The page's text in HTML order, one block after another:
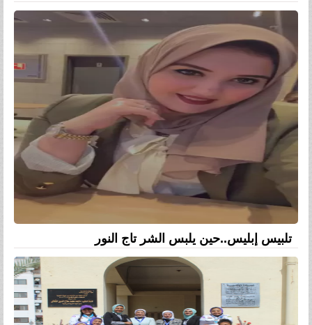
تلبيس إبليس..حين يلبس الشر تاج النور